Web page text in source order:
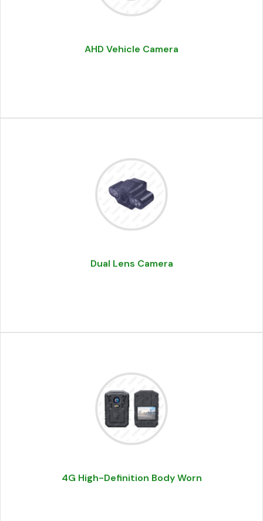
AHD Vehicle Camera
Dual Lens Camera
4G High-Definition Body Worn